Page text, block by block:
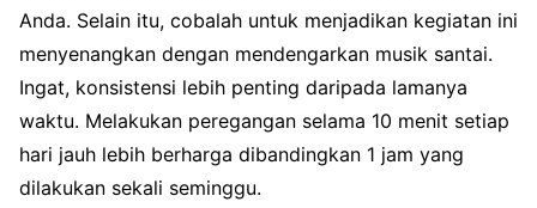
Anda. Selain itu, cobalah untuk menjadikan kegiatan ini
menyenangkan dengan mendengarkan musik santai.
Ingat, konsistensi lebih penting daripada lamanya
waktu. Melakukan peregangan selama 10 menit setiap
hari jauh lebih berharga dibandingkan 1 jam yang
dilakukan sekali seminggu.